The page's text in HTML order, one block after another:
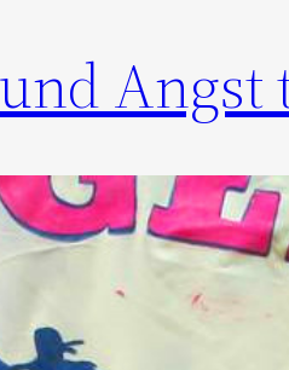
Angst